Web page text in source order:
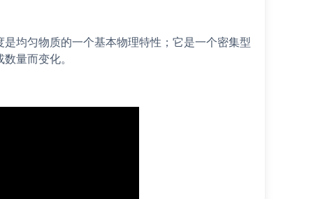
均匀物质的一个基本物理特性；它是一个密集型
量而变化。